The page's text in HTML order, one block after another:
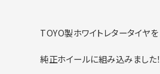
TOYO製ホワイトレタータイヤを
純正ホイールに組み込みました！